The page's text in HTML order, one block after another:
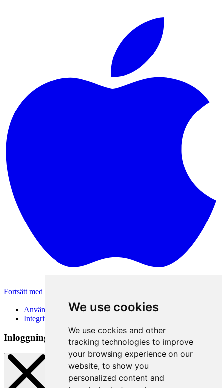
We use cookies
We use cookies and other
tracking technologies to improve
your browsing experience on our
website, to show you
personalized content and
Fortsätt med Apple
Användarvillkor
Integritetspolicy
Inloggningsmetod